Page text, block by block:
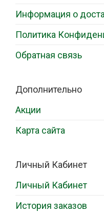
Информация о
Политика
Обратная связь
Дополнительно
Акции
Карта сайта
Личный Кабинет
Личный Кабинет
История заказов